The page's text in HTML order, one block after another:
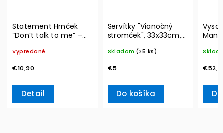
Statement Hrnček
“Don’t talk to me” –
Vypredané
€10,90
Detail
Servítky "Vianočný
stromček", 33x33cm,
L– Villeroy & Boch
Skladom (>5 ks)
€5
Do košíka
&